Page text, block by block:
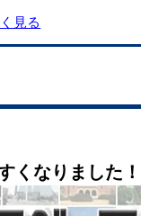
見る
くなりました！